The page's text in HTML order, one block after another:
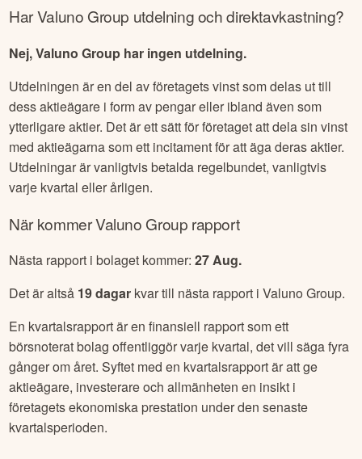
HarValuno Group utdelning och direktavkastning?
Nej, Valuno Group har ingen utdelning.
Utdelningen är en del av företagets vinst som delas ut till
dess aktieägare i form av pengar eller ibland även som
ytterligare aktier. Det är ett sätt för företaget att dela sin vinst
med aktieägarna som ett incitament för att äga deras aktier.
Utdelningar är vanligtvis betalda regelbundet, vanligtvis
varje kvartal eller årligen.
När kommerValuno Group rapport
Nästa rapport i bolaget kommer:27 Aug.
Det är altså 19dagar kvar till nästa rapport iValuno Group.
En kvartalsrapport är en finansiell rapport som ett
börsnoterat bolag offentliggör varje kvartal, det vill säga fyra
gånger om året. Syftet med en kvartalsrapport är att ge
aktieägare, investerare och allmänheten en insikt i
företagets ekonomiska prestation under den senaste
kvartalsperioden.